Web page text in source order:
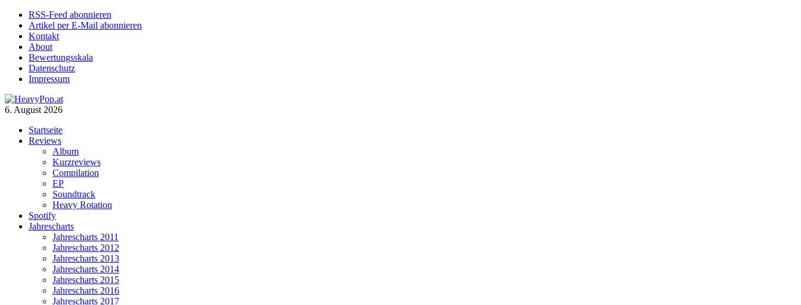
RSS-Feed abonnieren
Artikel per E-Mail abonnieren
Kontakt
About
Bewertungsskala
Datenschutz
Impressum
6. August 2026
Startseite
Reviews
Album
Kurzreviews
Compilation
EP
Soundtrack
Heavy Rotation
Spotify
Jahrescharts
Jahrescharts 2011
Jahrescharts 2012
Jahrescharts 2013
Jahrescharts 2014
Jahrescharts 2015
Jahrescharts 2016
Jahrescharts 2017